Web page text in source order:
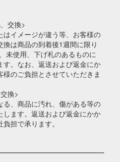
交換>
イメージが違う等、お客様の
は商品の到着後1週間に限り
未使用、下げ札のあるものに
。なお、返送および返金にか
のご負担とさせていただきま
換>
る、商品に汚れ、傷がある等の
ます。返送および返金にかか
担で承ります。